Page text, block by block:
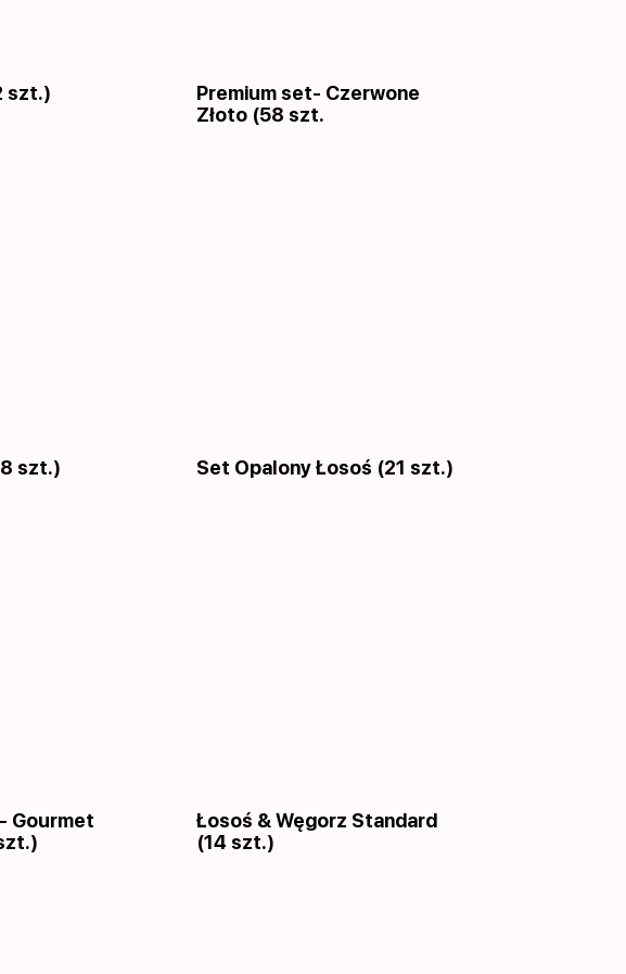
szt.)
Premium set- Czerwone
Złoto (58 szt.
szt.) Set Opalony Łosoś (21 szt.)
Gourmet
Łosoś & Węgorz Standard
(14 szt.)